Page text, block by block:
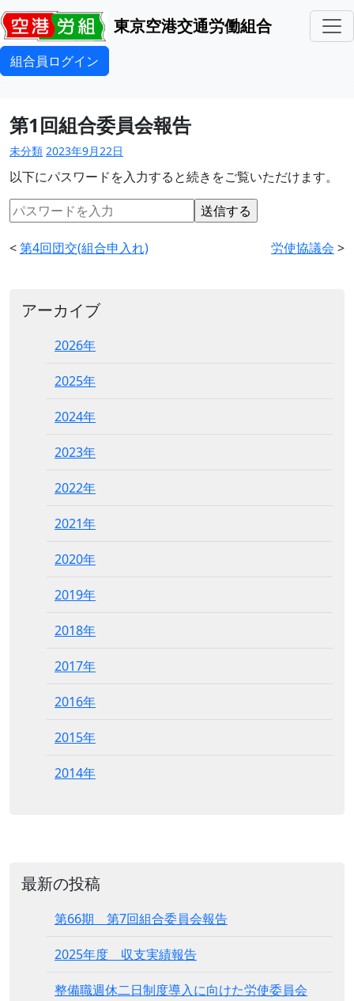
東京空港交通労働組合
組合員ログイン
アーカイブ
2026年
2025年
2024年
2023年
2022年
2021年
2020年
2019年
2018年
2017年
2016年
2015年
2014年
第1回組合委員会報告
未分類 2023年9月22日
以下にパスワードを入力すると続きをご覧いただけます。
<第4回団交(組合申入れ) 労使協議会 >
最新の投稿
第66期 第7回組合委員会報告
2025年度 収支実績報告
整備職週休二日制度導入に向けた労使委員会